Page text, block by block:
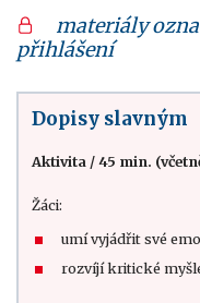
materiály
přihlášení
Dopisy slavným
Aktivita / 45 min.
Žáci:
umí vyjádřit své
rozvíjí kritické